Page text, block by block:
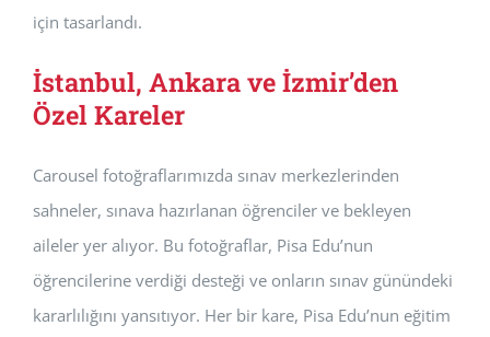
için tasarlandı.
İstanbul, Ankara ve İzmir’den
Özel Kareler
Carousel fotoğraflarımızda sınav merkezlerinden
sahneler, sınava hazırlanan öğrenciler ve bekleyen
aileler yer alıyor. Bu fotoğraflar, Pisa Edu’nun
öğrencilerine verdiği desteği ve onların sınav günündeki
kararlılığını yansıtıyor. Her bir kare, Pisa Edu’nun eğitim